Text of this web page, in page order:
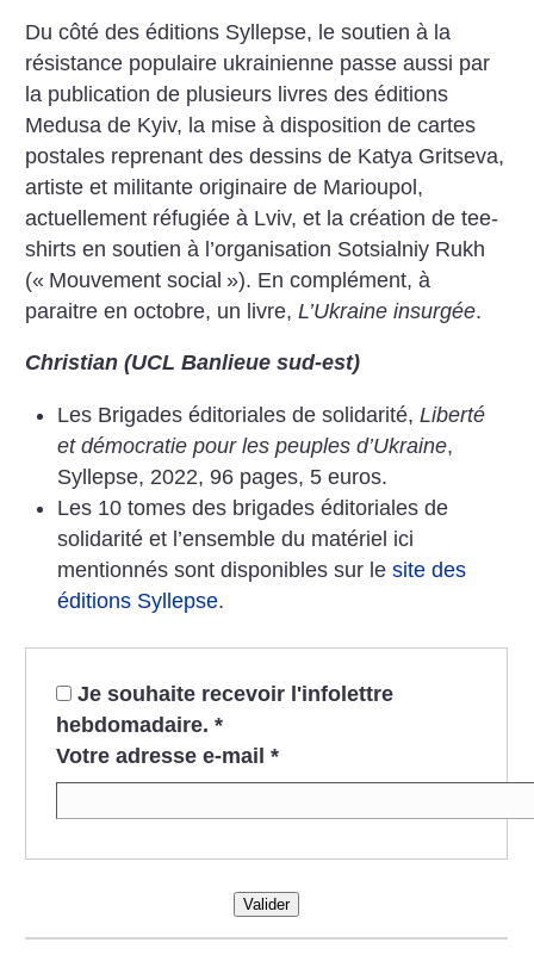
Du côté des éditions Syllepse, le soutien à la
résistance populaire ukrainienne passe aussi par
la publication de plusieurs livres des éditions
Medusa de Kyiv, la mise à disposition de cartes
postales reprenant des dessins de Katya Gritseva,
artiste et militante originaire de Marioupol,
actuellement réfugiée à Lviv, et la création de tee-
shirts en soutien à l’organisation Sotsialniy Rukh
(« Mouvement social »). En complément, à
paraitre en octobre, un livre,L’Ukraine insurgée.
Christian (UCL Banlieue sud-est)
Les Brigades éditoriales de solidarité, Liberté
et démocratie pour les peuples d’Ukraine,
Syllepse, 2022, 96 pages, 5 euros.
Les 10 tomes des brigades éditoriales de
solidarité et l’ensemble du matériel ici
mentionnés sont disponibles sur le site des
éditions Syllepse.
Je souhaite recevoir l'infolettre
hebdomadaire. *
Votre adresse e-mail *
Valider